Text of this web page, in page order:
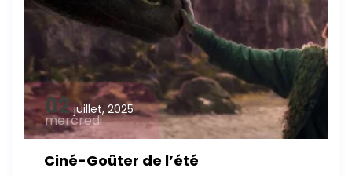
02 juillet, 2025
mercredi
Ciné-Goûter de l’été